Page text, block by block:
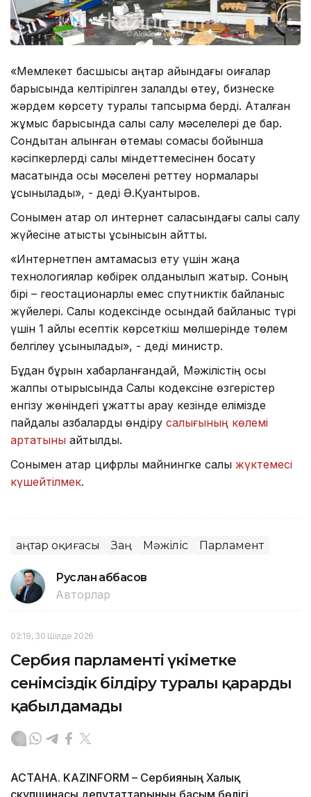
«Мемлекет басшысы қаңтар айындағы оқиғалар
барысында келтірілген залалды өтеу, бизнеске
жәрдем көрсету туралы тапсырма берді. Аталған
жұмыс барысында салық салу мәселелері де бар.
Сондықтан алынған өтемақы сомасы бойынша
кәсіпкерлерді салық міндеттемесінен босату
мақсатында осы мәселені реттеу нормалары
ұсынылады», - деді Ә.Қуантыров.
Сонымен қатар ол интернет саласындағы салық салу
жүйесіне қатысты ұсынысын айтты.
«Интернетпен қамтамасыз ету үшін жаңа
технологиялар көбірек қолданылып жатыр. Соның
бірі – геостационарлық емес спутниктік байланыс
жүйелері. Салық кодексінде осындай байланыс түрі
үшін 1 айлық есептік көрсеткіш мөлшерінде төлем
белгілеу ұсынылады», - деді министр.
Бұдан бұрын хабарланғандай, Мәжілістің осы
жалпы отырысында Салық кодексіне өзгерістер
енгізу жөніндегі құжатты қарау кезінде елімізде
пайдалы қазбаларды өндіру салығының көлемі
артатыны айтылды.
Сонымен қатар цифрлық майнингке салық жүктемесі
күшейтілмек.
Қаңтар оқиғасы Заң Мәжіліс Парламент
Руслан Ғаббасов
Авторлар
02:19, 30 Шілде 2026
Сербия парламенті үкіметке
сенімсіздік білдіру туралы қарарды
қабылдамады
АСТАНА. KAZINFORM – Сербияның Халық
скупщинасы депутаттарының басым бөлігі